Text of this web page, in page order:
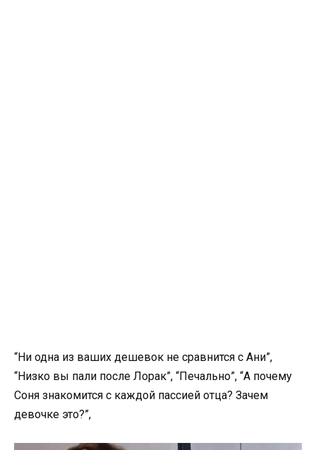
“Ни одна из ваших дешевок не сравнится с Ани”,
“Низко вы пали после Лорак”, “Печально”, “А почему
Соня знакомится с каждой пассией отца? Зачем
девочке это?”,